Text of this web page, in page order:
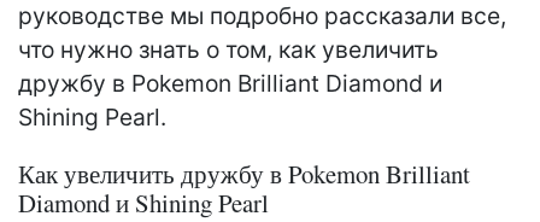
руководстве мы подробно рассказали все,
что нужно знать о том, как увеличить
дружбу в Pokemon Brilliant Diamond и
Shining Pearl.
Как увеличить дружбу в Pokemon Brilliant
Diamond и Shining Pearl